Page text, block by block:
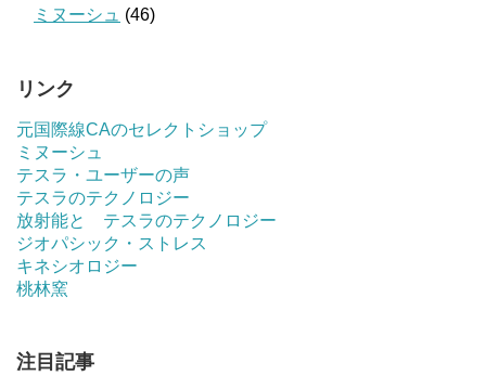
ミヌーシュ (46)
リンク
元国際線CAのセレクトショップ
ミヌーシュ
テスラ・ユーザーの声
テスラのテクノロジー
放射能と テスラのテクノロジー
ジオパシック・ストレス
キネシオロジー
桃林窯
注目記事